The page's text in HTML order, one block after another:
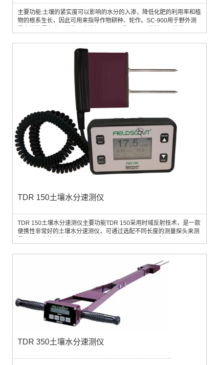
主要功能:土壤的紧实度可以影响的水分的入渗，降低化肥的利用率和植
物的根系生长，因此可用来指导作物耕种、轮作。SC-900用于野外测
TDR 150土壤水分速测仪
TDR 150土壤水分速测仪主要功能TDR 150采用时域反射技术，是一款
便携性非常好的土壤水分速测仪，可通过选配不同长度的测量探头来测
可存储多达50000个数据，并可以选择存储到U盘中。可以选配蓝牙和
GPS模块。应用领域田间、温室或实验室内，快速的现场测量土壤水分
TDR 350土壤水分速测仪